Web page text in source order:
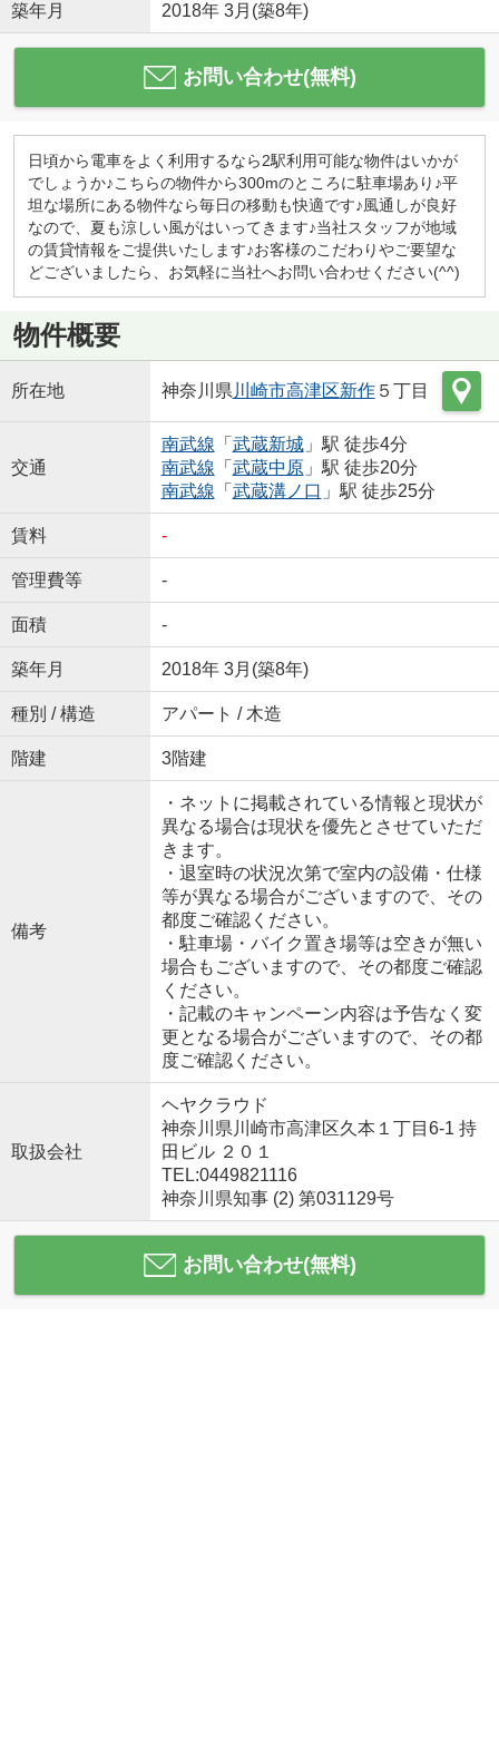
築年月 2018年 3月(築8年)
お問い合わせ(無料)
日頃から電車をよく利用するなら2駅利用可能な物件はいかが
でしょうか♪こちらの物件から300mのところに駐車場あり♪平
坦な場所にある物件なら毎日の移動も快適です♪風通しが良好
なので、夏も涼しい風がはいってきます♪当社スタッフが地域
の賃貸情報をご提供いたします♪お客様のこだわりやご要望な
どございましたら、お気軽に当社へお問い合わせください(^^)
物件概要
所在地 神奈川県 川崎市高津区新作５丁目
交通
南武線 「 武蔵新城」駅 徒歩4分
南武線 「 武蔵中原」駅 徒歩20分
南武線 「 武蔵溝ノ口 」駅 徒歩25分
賃料 -
管理費等 -
面積 -
築年月 2018年 3月(築8年)
種別 / 構造 アパート / 木造
階建 3階建
備考
・ネットに掲載されている情報と現状が
異なる場合は現状を優先とさせていただ
きます。
・退室時の状況次第で室内の設備・仕様
等が異なる場合がございますので、その
都度ご確認ください。
・駐車場・バイク置き場等は空きが無い
場合もございますので、その都度ご確認
ください。
・記載のキャンペーン内容は予告なく変
更となる場合がございますので、その都
度ご確認ください。
取扱会社
ヘヤクラウド
神奈川県川崎市高津区久本１丁目6-1 持
田ビル ２０１
TEL:0449821116
神奈川県知事 (2) 第031129号
お問い合わせ(無料)